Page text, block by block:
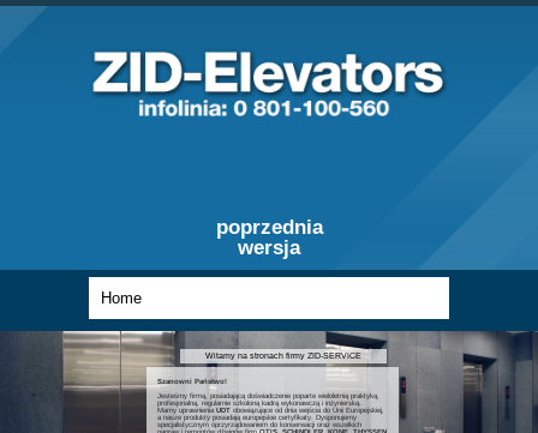
poprzednia
wersja
Witamy na stronach firmy ZID-SERVICE
Szanowni Państwo!
Jesteśmy firmą, posiadającą doświadczenie poparte wieloletnią praktyką,
profesjonalną, regularnie szkoloną kadrą wykonawczą i inżynierską.
Mamy uprawnieniaUDT obowiązujące od dnia wejścia do Unii Europejskiej,
a nasze produkty posiadają europejskie certyfikaty. Dysponujemy
specjalistycznym oprzyrządowaniem do konserwacji oraz wszelkich